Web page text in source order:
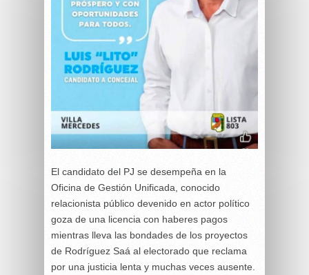
El candidato del PJ se desempeña en la
Oficina de Gestión Unificada, conocido
relacionista público devenido en actor político
goza de una licencia con haberes pagos
mientras lleva las bondades de los proyectos
de Rodríguez Saá al electorado que reclama
por una justicia lenta y muchas veces ausente.